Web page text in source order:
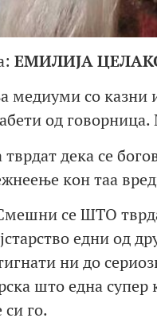
ЕМИЛИЈА
медиуми со казни
од
тврдат дека се
кон таа
се ШТО
едни од
ни до
што една
си го.